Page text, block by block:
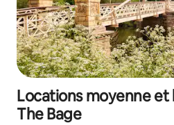
Locations moyenne et
The Bage